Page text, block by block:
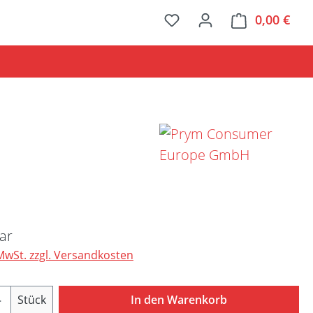
0,00 €
zzgl. Versandkosten
Anzahl: Gib den gewünschten Wert ein
Stück In den Warenkorb